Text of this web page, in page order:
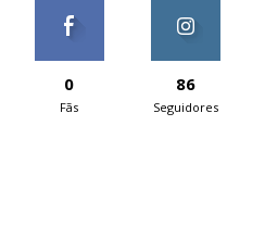
0
Fãs
86
Seguidores